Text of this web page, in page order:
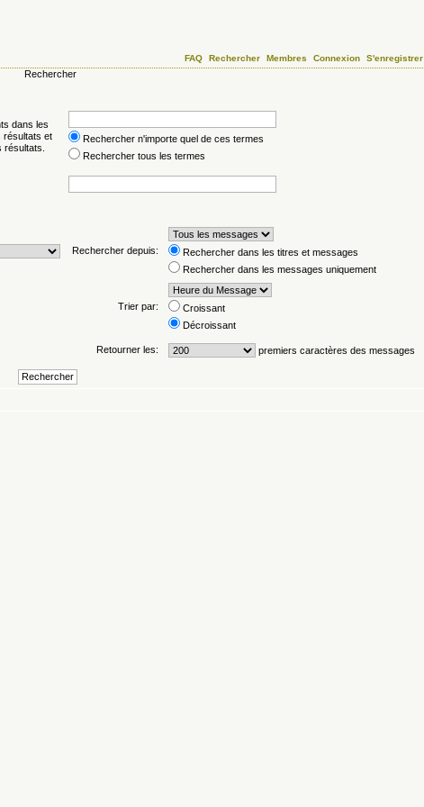
FAQ Rechercher Membres Connexion S'enregistrer
Rechercher
dans les
résultats et
Rechercher n'importe quel de ces termes
Rechercher tous les termes
Rechercher depuis:
Rechercher dans les titres et messages
Rechercher dans les messages uniquement
Trier par:
Croissant
Décroissant
Retourner les: premiers caractères des messages